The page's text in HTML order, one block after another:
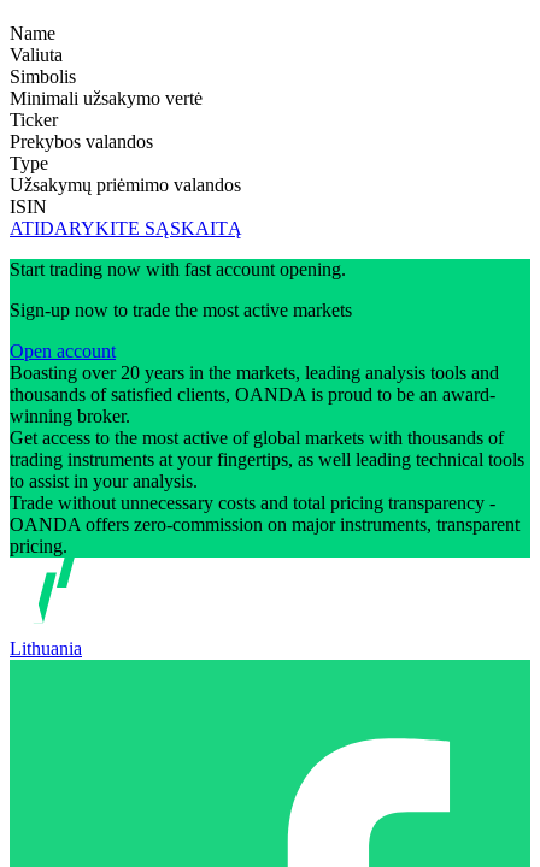
Name
Valiuta
Simbolis
Minimali užsakymo vertė
Ticker
Prekybos valandos
Type
Užsakymų priėmimo valandos
ISIN
ATIDARYKITE SĄSKAITĄ
Start trading now with fast account opening.
Sign-up now to trade the most active markets
Open account
Boasting over 20 years in the markets, leading analysis tools and
thousands of satisfied clients, OANDA is proud to be an award-
winning broker.
Get access to the most active of global markets with thousands of
trading instruments at your fingertips, as well leading technical tools
to assist in your analysis.
Trade without unnecessary costs and total pricing transparency -
OANDA offers zero-commission on major instruments, transparent
pricing.
Lithuania